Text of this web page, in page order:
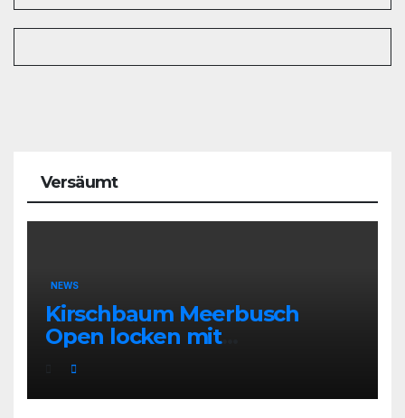
Versäumt
NEWS
Kirschbaum Meerbusch
Open locken mit
Weltklassetennis